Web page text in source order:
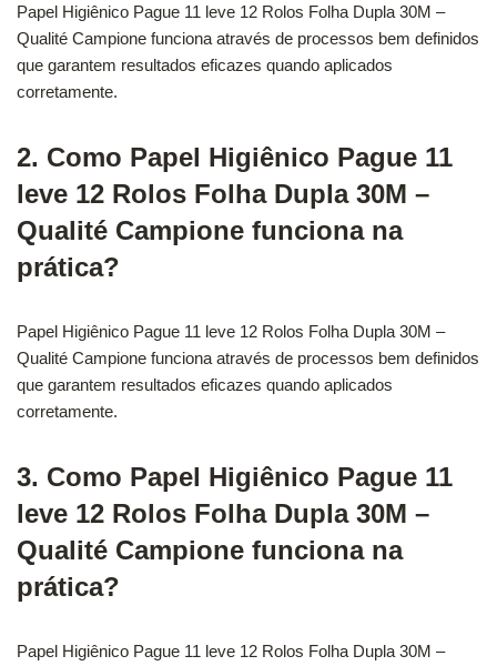
Papel Higiênico Pague 11 leve 12 Rolos Folha Dupla 30M –
Qualité Campione funciona através de processos bem definidos
que garantem resultados eficazes quando aplicados
corretamente.
2. Como Papel Higiênico Pague 11
leve 12 Rolos Folha Dupla 30M –
Qualité Campione funciona na
prática?
Papel Higiênico Pague 11 leve 12 Rolos Folha Dupla 30M –
Qualité Campione funciona através de processos bem definidos
que garantem resultados eficazes quando aplicados
corretamente.
3. Como Papel Higiênico Pague 11
leve 12 Rolos Folha Dupla 30M –
Qualité Campione funciona na
prática?
Papel Higiênico Pague 11 leve 12 Rolos Folha Dupla 30M –